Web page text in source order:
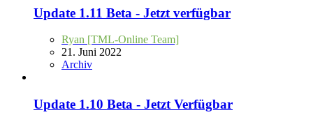
Update 1.11 Beta - Jetzt verfügbar
Ryan [TML-Online Team]
21. Juni 2022
Archiv
Update 1.10 Beta - Jetzt Verfügbar